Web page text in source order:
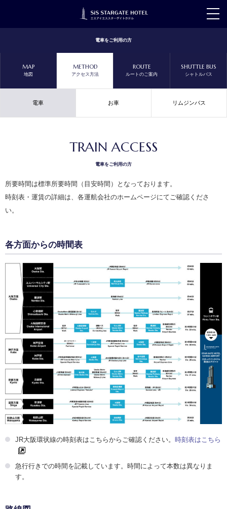
t
a
i
電車をご利用の方
MAP
地図
METHOD
アクセス方法
ROUTE
ルートのご案内
SHUTTLE BUS
シャトルバス
電車 お車 リムジンバス
TRAIN ACCESS
電車をご利用の方
所要時間は標準所要時間（目安時間）となっております。
時刻表・運賃の詳細は、各運航会社のホームページにてご確認くださ
い。
各方面からの時間表
JR大阪環状線の時刻表はこちらからご確認ください。 時刻表はこちら
急行行きでの時間を記載しています。時間によって本数は異なりま
す。